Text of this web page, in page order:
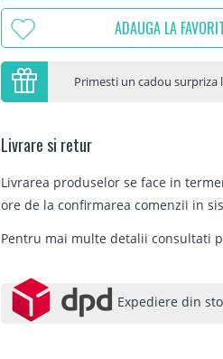
ADAUGA LA
Primesti un cadou surpriza
Livrare si retur
Livrarea produselor se face in
ore de la confirmarea comenzii in
Pentru mai multe detalii consultati
Expediere din